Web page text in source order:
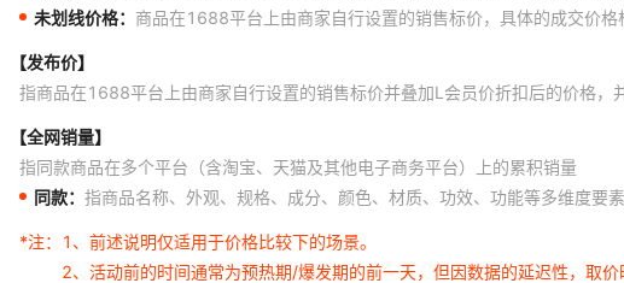
未划线价格： 商品在1688平台上由商家自行设置的销售标价，具体的成交价
【发布价】
指商品在1688平台上由商家自行设置的销售标价并叠加L会员价折扣后的价格，
【全网销量】
指同款商品在多个平台（含淘宝、天猫及其他电子商务平台）上的累积销量
同款： 指商品名称、外观、规格、成分、颜色、材质、功效、功能等多维度要
*注：
1、前述说明仅适用于价格比较下的场景。
2、活动前的时间通常为预热期/爆发期的前一天，但因数据的延迟性，取